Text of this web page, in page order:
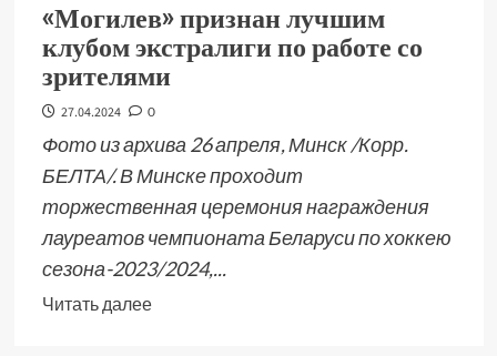
«Могилев» признан лучшим
клубом экстралиги по работе со
зрителями
27.04.2024 0
Фото из архива 26 апреля, Минск /Корр.
БЕЛТА/. В Минске проходит
торжественная церемония награждения
лауреатов чемпионата Беларуси по хоккею
сезона-2023/2024,...
Читать далее